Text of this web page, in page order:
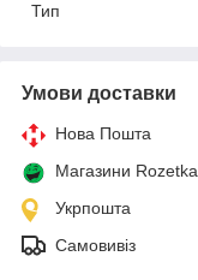
Тип
Умови доставки
Нова Пошта
Магазини Rozetka
Укрпошта
Самовивіз